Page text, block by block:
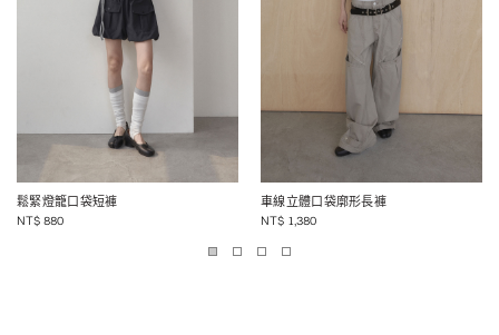
鬆緊燈籠口袋短褲
NT$ 880
車線立體口袋廓形長褲
NT$ 1,380